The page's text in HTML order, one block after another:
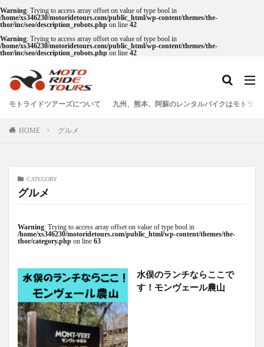
Warning: Trying to access array offset on value of type bool in
/home/xs346230/motoridetours.com/public_html/wp-content/themes/the-
thor/inc/seo/description_robots.php on line 42
Warning: Trying to access array offset on value of type bool in
/home/xs346230/motoridetours.com/public_html/wp-content/themes/the-
thor/inc/seo/description_robots.php on line 42
モトライドツアーズについて 九州、熊本、阿蘇のレンタルバイクはモトライ
HOME グルメ
CATEGORY
グルメ
Warning: Trying to access array offset on value of type bool in
/home/xs346230/motoridetours.com/public_html/wp-content/themes/the-
thor/category.php on line 63
水俣のランチならここで
す！モンヴェール農山
タグ
わいた温泉 カフェ
クシタニ グルメ サウナ ステッカー
バイクレンタル
レンタル
九州ツーリング 人吉 人吉球磨 像
南小国 南阿蘇村 喫茶竹熊 天草
小国 水俣
竹熊 米津米店 赤牛 近江屋 阿蘇
阿蘇くまもと空港 阿蘇グルメ 阿蘇ツーリング
阿蘇駅 食堂 鰻
検索